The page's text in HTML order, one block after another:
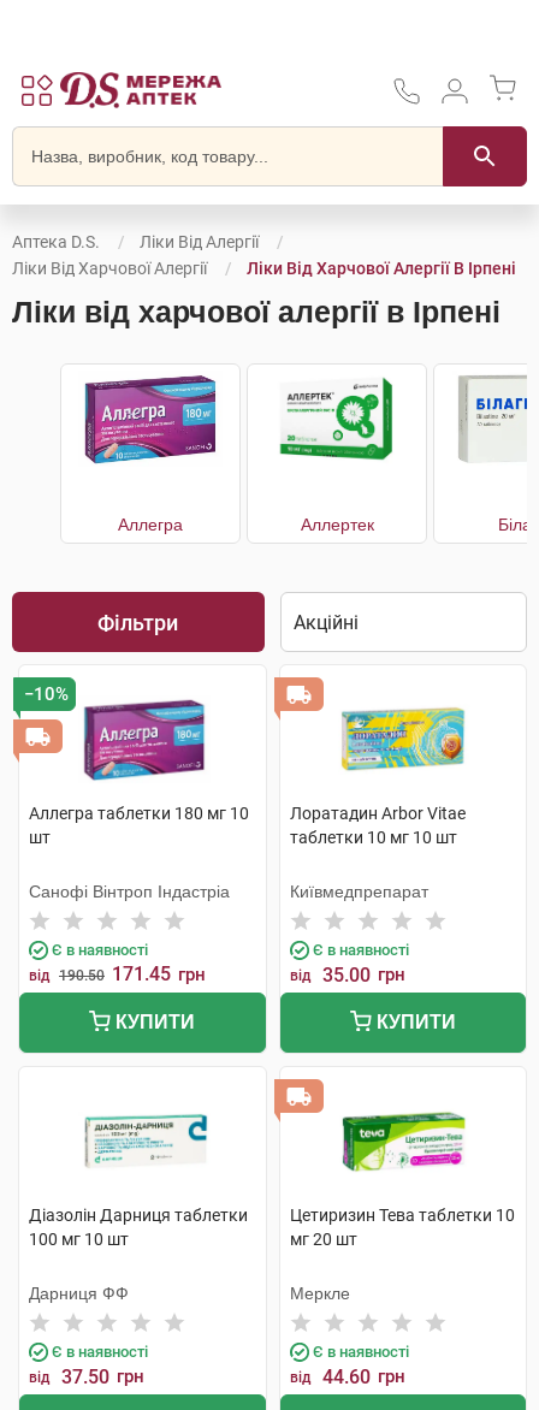
Аптека D.S.
Ліки Від Алергії
Ліки Від Харчової Алергії
Ліки Від Харчової Алергії В Ірпені
Ліки від харчової алергії в Ірпені
Аллегра Аллертек
Фільтри
−10%
Аллегра таблетки 180 мг 10
шт
Санофі Вінтроп Індастріа
Є в наявності
від 190.50 171.45 грн
КУПИТИ
Лоратадин Arbor Vitae
таблетки 10 мг 10 шт
Київмедпрепарат
Є в наявності
від 35.00 грн
КУПИТИ
Діазолін Дарниця таблетки
100 мг 10 шт
Дарниця ФФ
Є в наявності
від 37.50 грн
Цетиризин Тева таблетки 10
мг 20 шт
Меркле
Є в наявності
від 44.60 грн